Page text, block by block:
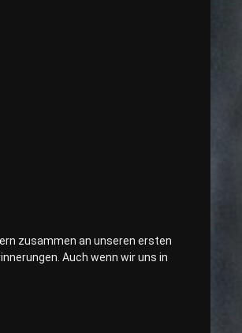
zusammen an unseren ersten
Auch wenn wir uns in